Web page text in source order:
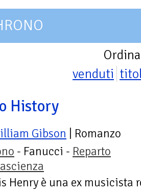
venduti
History
Gibson | Romanzo
- Fanucci - Reparto
Henry è una ex musicista